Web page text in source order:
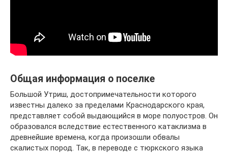
Общая информация о поселке
Большой Утриш, достопримечательности которого
известны далеко за пределами Краснодарского края,
представляет собой выдающийся в море полуостров. Он
образовался вследствие естественного катаклизма в
древнейшие времена, когда произошли обвалы
скалистых пород. Так, в переводе с тюркского языка